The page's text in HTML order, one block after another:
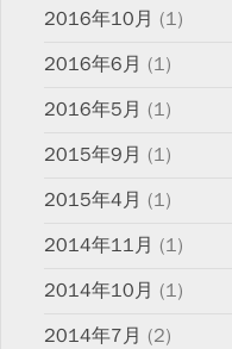
2016年10月 (1)
2016年6月 (1)
2016年5月 (1)
2015年9月 (1)
2015年4月 (1)
2014年11月 (1)
2014年10月 (1)
2014年7月 (2)